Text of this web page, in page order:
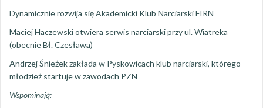
Dynamicznie rozwija się Akademicki Klub Narciarski FIRN
Maciej Haczewski otwiera serwis narciarski przy ul. Wiatreka
(obecnie Bł. Czesława)
Andrzej Śnieżek zakłada w Pyskowicach klub narciarski, którego
młodzież startuje w zawodach PZN
Wspominają: